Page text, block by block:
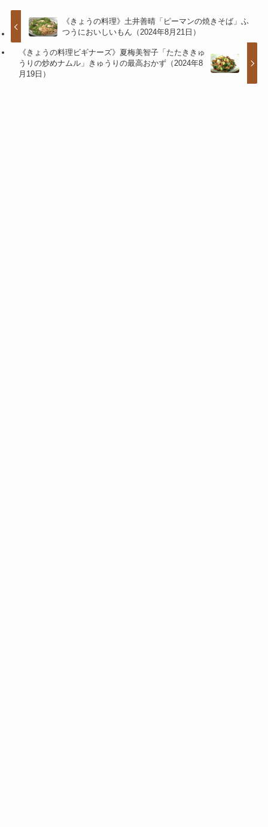
《きょうの料理》土井善晴「ピーマンの焼きそば」ふ
つうにおいしいもん（2024年8月21日）
《きょうの料理ビギナーズ》夏梅美智子「たたききゅ
うりの炒めナムル」きゅうりの最高おかず（2024年8
月19日）